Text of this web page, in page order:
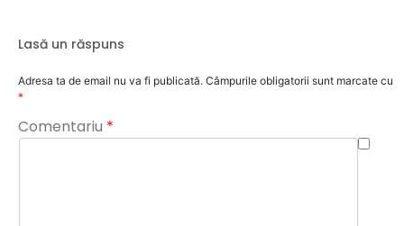
Lasă un răspuns
Adresa ta de email nu va fi publicată. Câmpurile obligatorii sunt marcate cu
*
Comentariu *